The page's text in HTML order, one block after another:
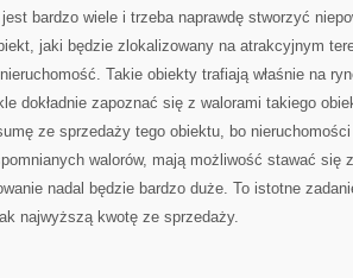
bardzo wiele i trzeba naprawdę stworzyć
jaki będzie zlokalizowany na atrakcyjnym
Takie obiekty trafiają właśnie na
dokładnie zapoznać się z walorami takiego
ze sprzedaży tego obiektu, bo
walorów, mają możliwość stawać się
nadal będzie bardzo duże. To istotne
najwyższą kwotę ze sprzedaży.